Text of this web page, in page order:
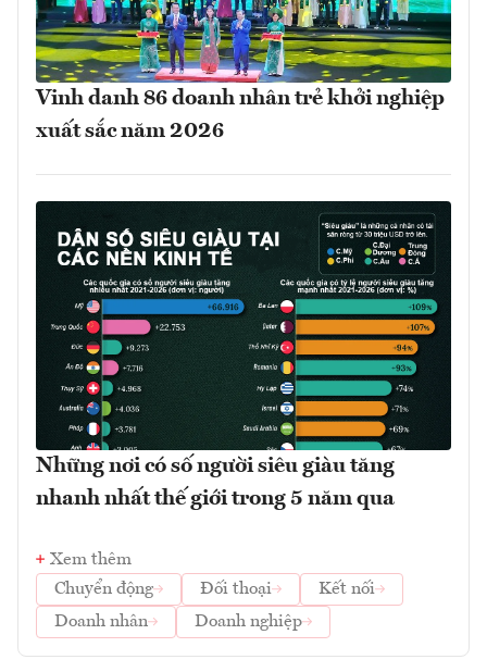
Vinh danh 86 doanh nhân trẻ khởi nghiệp
xuất sắc năm 2026
Những nơi có số người siêu giàu tăng
nhanh nhất thế giới trong 5 năm qua
Xem thêm
Chuyển động
Đối thoại
Kết nối
Doanh nhân
Doanh nghiệp